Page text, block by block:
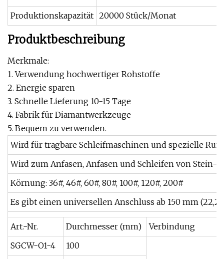
Produktionskapazität 20000 Stück/Monat
Produktbeschreibung
Merkmale:
1. Verwendung hochwertiger Rohstoffe
2. Energie sparen
3. Schnelle Lieferung 10-15 Tage
4. Fabrik für Diamantwerkzeuge
5. Bequem zu verwenden.
Wird für tragbare Schleifmaschinen und spezielle
Wird zum Anfasen, Anfasen und Schleifen von
Körnung: 36#, 46#, 60#, 80#, 100#, 120#, 200#
Es gibt einen universellen Anschluss ab 150 mm
Art.-Nr. Durchmesser (mm)
Verbindung
SGCW-O1-4
100